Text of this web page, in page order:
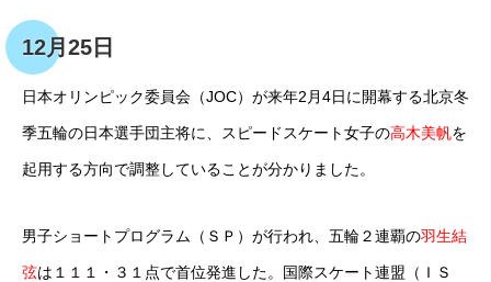
12月25日
日本オリンピック委員会（JOC）が来年2月4日に開幕する北京冬
季五輪の日本選手団主将に、スピードスケート女子の高木美帆を
起用する方向で調整していることが分かりました。
男子ショートプログラム（ＳＰ）が行われ、五輪２連覇の羽生結
弦は１１１・３１点で首位発進した。国際スケート連盟（ＩＳ